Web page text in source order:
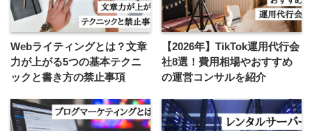
Webライティングとは？文章
力が上がる5つの基本テクニ
ックと書き方の禁止事項
【2026年】TikTok運用代行会
社8選！費用相場やおすすめ
の運営コンサルを紹介